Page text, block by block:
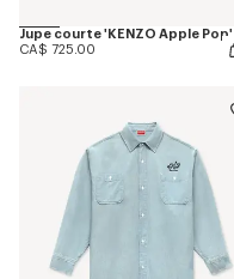
CA$ 725.00